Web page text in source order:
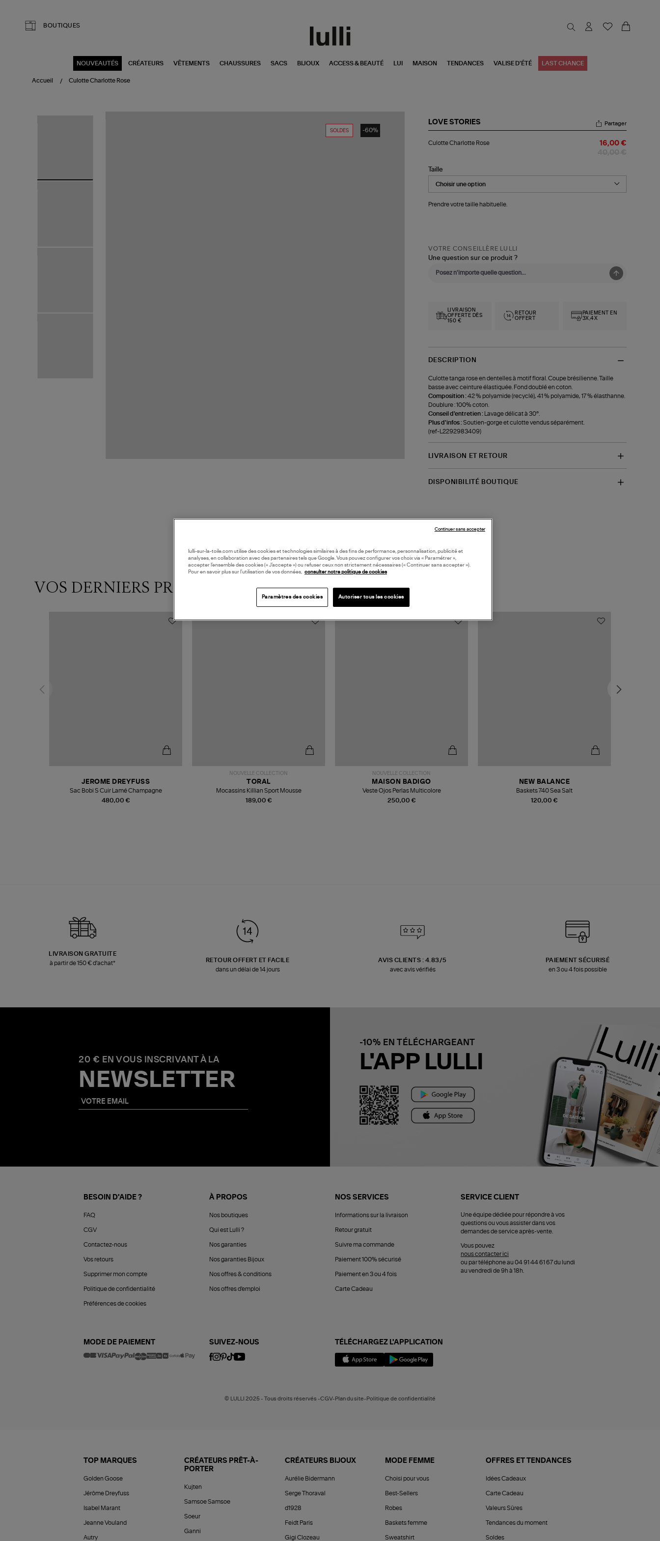
BOUTIQUES
NOUVEAUTÉS CRÉATEURS VÊTEMENTS CHAUSSURES SACS BIJOUX ACCESS & BEAUTÉ LUI MAISON TENDANCES VALISE D'ÉTÉ LAST CHANCE
Accueil Culotte Charlotte Rose
SOLDES -60%
LOVE STORIES
Charlotte
Partager
Culotte Charlotte Rose 16,00 €
Taille
Prendre votre taille habituelle.
VOTRE CONSEILLÈRE LULLI
Une question sur ce produit ?
LIVRAISON
OFFERTE DÈS
150 €
RETOUR
OFFERT
PAIEMENT EN
3X,4X
DESCRIPTION
Culotte tanga rose en dentelles à motif floral. Coupe brésilienne. Taille
basse avec ceinture élastiquée. Fond doublé en coton.
Composition :42 % polyamide (recyclé), 41 % polyamide, 17 % élasthanne.
Doublure : 100% coton.
Conseil d'entretien :
Lavage délicat à 30°.
Plus d'infos :Soutien-gorge et culotte vendus séparément.
(ref-L2292983409)
LIVRAISON ET RETOUR
DISPONIBILITÉ BOUTIQUE
VOS DERNIERS PRODUITS VUS
480,00 €
JEROME DREYFUSS
Sac Bobi S Cuir Lamé Champagne
NOUVELLE COLLECTION
189,00 €
TORAL
Mocassins Killian Sport Mousse
NOUVELLE COLLECTION
250,00 €
MAISON BADIGO
Veste Ojos Perlas Multicolore
120,00 €
NEW BALANCE
Baskets 740 Sea Salt
LIVRAISON GRATUITE
à partir de 150 € d'achat*
RETOUR OFFERT ET FACILE
dans un délai de 14 jours
AVIS CLIENTS : 4.83/5
avec avis vérifiés
PAIEMENT SÉCURISÉ
en 3 ou 4 fois possible
20 € EN VOUS INSCRIVANT À LA
NEWSLETTER
-10% EN TÉLÉCHARGEANT
L'APP LULLI
BESOIN D'AIDE ?
FAQ
CGV
Contactez-nous
Vos retours
Supprimer mon compte
Politique de confidentialité
Préférences de cookies
À PROPOS
Nos boutiques
Qui est Lulli ?
Nos garanties
Nos garanties Bijoux
Nos offres & conditions
Nos offres d'emploi
NOS SERVICES
Informations sur la livraison
Retour gratuit
Suivre ma commande
Paiement 100% sécurisé
Paiement en 3 ou 4 fois
Carte Cadeau
SERVICE CLIENT
Une équipe dédiée pour répondre à vos
questions ou vous assister dans vos
demandes de service après-vente.
Vous pouvez
nous contacter ici
ou par téléphone au 04 91 44 61 67 du lundi
au vendredi de 9h à 18h.
MODE DE PAIEMENT SUIVEZ-NOUS TÉLÉCHARGEZ L'APPLICATION
© LULLI 2025 - Tous droits réservés -CGV-Plan du site-Politique de confidentialité
TOP MARQUES
Golden Goose
Jérôme Dreyfuss
Isabel Marant
Jeanne Vouland
Autry
CRÉATEURS PRÊT-À-
PORTER
Kujten
Samsoe Samsoe
Soeur
Ganni
CRÉATEURS BIJOUX
Aurélie Bidermann
Serge Thoraval
d1928
Feidt Paris
Gigi Clozeau
MODE FEMME
Choisi pour vous
Best-Sellers
Robes
Baskets femme
Sweatshirt
OFFRES ET TENDANCES
Idées Cadeaux
Carte Cadeau
Valeurs Sûres
Tendances du moment
Soldes
lulli-sur-la-toile.com utilise des cookies et technologies similaires à des fins de performance, personnalisation, publicité et
analyses, en collaboration avec des partenaires tels que Google. Vous pouvez configurer vos choix via « Paramétrer »,
accepter l’ensemble des cookies (« J’accepte ») ou refuser ceux non strictement nécessaires (« Continuer sans accepter »).
Pour en savoir plus sur l’utilisation de vos données,
consulter notre politique de cookies
Paramètres des cookies Autoriser tous les cookies
Continuer sans accepter